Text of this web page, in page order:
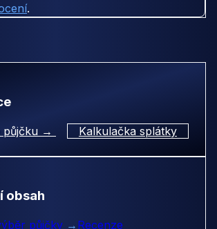
.
půjčku → Kalkulačka splátky
obsah
půjčky → Recenze